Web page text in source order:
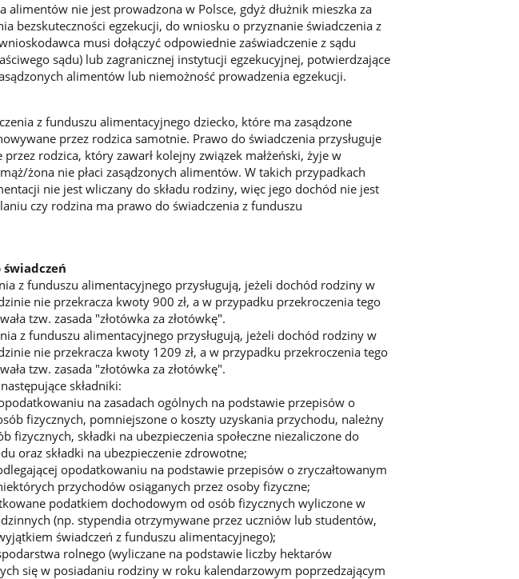
alimentów nie jest prowadzona w Polsce, gdyż dłużnik mieszka za
bezskuteczności egzekucji, do wniosku o przyznanie świadczenia z
musi dołączyć odpowiednie zaświadczenie z sądu
sądu) lub zagranicznej instytucji egzekucyjnej, potwierdzające
alimentów lub niemożność prowadzenia egzekucji.
z funduszu alimentacyjnego dziecko, które ma zasądzone
przez rodzica samotnie. Prawo do świadczenia przysługuje
rodzica, który zawarł kolejny związek małżeński, żyje w
żona nie płaci zasądzonych alimentów. W takich przypadkach
nie jest wliczany do składu rodziny, więc jego dochód nie jest
czy rodzina ma prawo do świadczenia z funduszu
z funduszu alimentacyjnego przysługują, jeżeli dochód rodziny w
nie przekracza kwoty 900 zł, a w przypadku przekroczenia tego
tzw. zasada "złotówka za złotówkę".
z funduszu alimentacyjnego przysługują, jeżeli dochód rodziny w
nie przekracza kwoty 1209 zł, a w przypadku przekroczenia tego
tzw. zasada "złotówka za złotówkę".
składniki:
na zasadach ogólnych na podstawie przepisów o
fizycznych, pomniejszone o koszty uzyskania przychodu, należny
fizycznych, składki na ubezpieczenia społeczne niezaliczone do
oraz składki na ubezpieczenie zdrowotne;
opodatkowaniu na podstawie przepisów o zryczałtowanym
przychodów osiąganych przez osoby fizyczne;
podatkiem dochodowym od osób fizycznych wyliczone w
(np. stypendia otrzymywane przez uczniów lub studentów,
świadczeń z funduszu alimentacyjnego);
rolnego (wyliczane na podstawie liczby hektarów
się w posiadaniu rodziny w roku kalendarzowym poprzedzającym